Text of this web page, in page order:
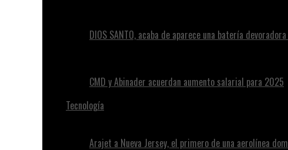
DIOS SANTO, acaba de aparece una batería
CMD y Abinader acuerdan aumento salarial para 2025
Tecnología
Arajet a Nueva Jersey, el primero de una aerolínea